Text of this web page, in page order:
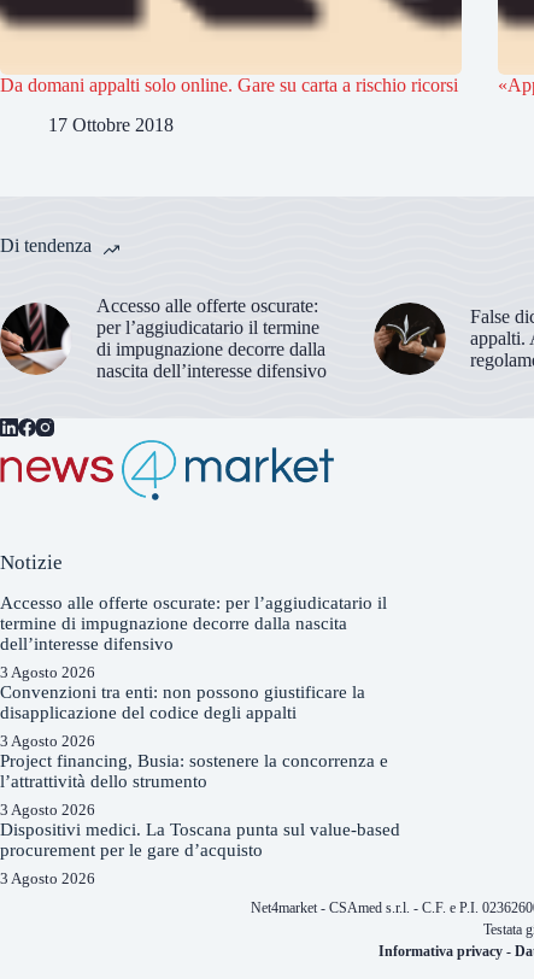
Da domani appalti solo online. Gare su carta a rischio ricorsi
17 Ottobre 2018
Di tendenza
Accesso alle offerte oscurate:
per l’aggiudicatario il termine
di impugnazione decorre dalla
nascita dell’interesse difensivo
False
appalti.
Notizie
Accesso alle offerte oscurate: per l’aggiudicatario il
termine di impugnazione decorre dalla nascita
dell’interesse difensivo
3 Agosto 2026
Convenzioni tra enti: non possono giustificare la
disapplicazione del codice degli appalti
3 Agosto 2026
Project financing, Busia: sostenere la concorrenza e
l’attrattività dello strumento
3 Agosto 2026
Dispositivi medici. La Toscana punta sul value-based
procurement per le gare d’acquisto
3 Agosto 2026
Net4market - CSAmed s.r.l. - C.F. e P.I.
Testata
Informativa privacy -